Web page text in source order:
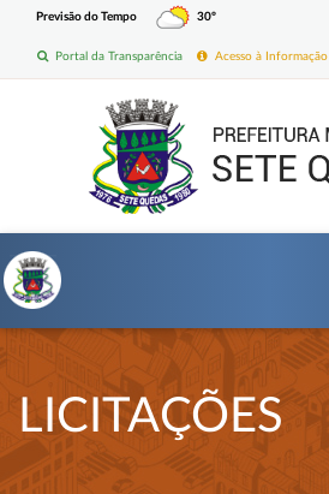
Previsão do Tempo 30º
Acesso à Informação
Portal da Transparência
LICITAÇÕES